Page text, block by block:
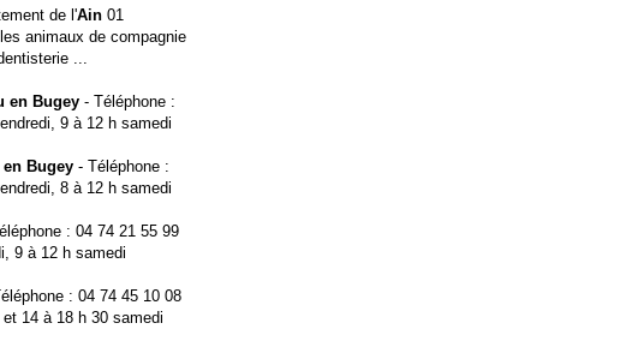
de l'Ain 01
animaux de compagnie
...
en Bugey- Téléphone :
9 à 12 h samedi
Bugey- Téléphone :
8 à 12 h samedi
: 04 74 21 55 99
9 à 12 h samedi
: 04 74 45 10 08
14 à 18 h 30 samedi